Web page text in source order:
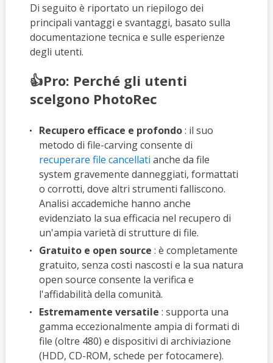
Di seguito è riportato un riepilogo dei
principali vantaggi e svantaggi, basato sulla
documentazione tecnica e sulle esperienze
degli utenti.
👍Pro: Perché gli utenti
scelgono PhotoRec
Recupero efficace e profondo: il suo
metodo di file-carving consente di
recuperare file cancellati anche da file
system gravemente danneggiati, formattati
o corrotti, dove altri strumenti falliscono.
Analisi accademiche hanno anche
evidenziato la sua efficacia nel recupero di
un'ampia varietà di strutture di file.
Gratuito e open source : è completamente
gratuito, senza costi nascosti e la sua natura
open source consente la verifica e
l'affidabilità della comunità.
Estremamente versatile : supporta una
gamma eccezionalmente ampia di formati di
file (oltre 480) e dispositivi di archiviazione
(HDD, CD-ROM, schede per fotocamere).